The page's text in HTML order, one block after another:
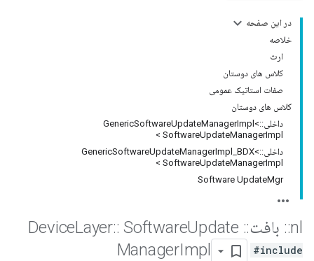
در این صفحه
خلاصه
ارث
کلاس های دوستان
صفات استاتیک عمومی
کلاس های دوستان
داخلی::GenericSoftwareUpdateManagerImpl<
SoftwareUpdateManagerImpl >
داخلی::GenericSoftwareUpdateManagerImpl_BDX<
SoftwareUpdateManagerImpl >
Software UpdateMgr
nl
:: بافت::
Layer:: SoftwareUpdate
ManagerImpl
#include